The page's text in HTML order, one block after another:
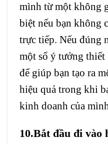
mình từ một không
biệt nếu bạn không
trực tiếp. Nếu đúng
một số ý tưởng thiết
để giúp bạn tạo ra
hiệu quả trong khi
kinh doanh của
10.Bắt đầu đi vào